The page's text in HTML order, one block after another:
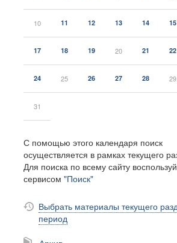
10 11 12 13 14 15
17 18 19 20 21 22
24 25 26 27 28 29
31
С помощью этого календаря поиск
осуществляется в рамках текущего
Для поиска по всему сайту
сервисом "Поиск"
Выбрать материалы текущего
период